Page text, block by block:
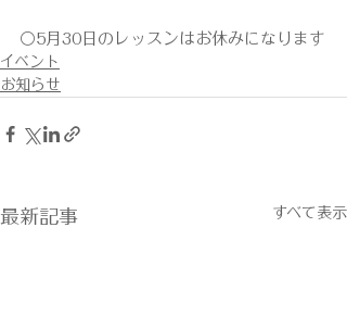
○5月30日のレッスンはお休みになります
イベント
お知らせ
最新記事 すべて表示